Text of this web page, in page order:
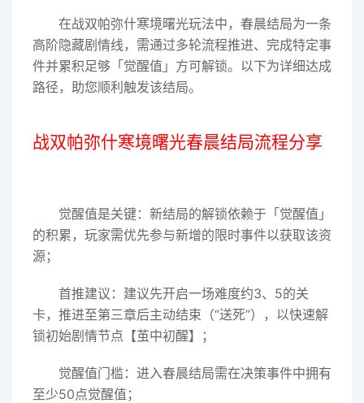
在战双帕弥什寒境曙光玩法中，春晨结局为一条
高阶隐藏剧情线，需通过多轮流程推进、完成特定事
件并累积足够「觉醒值」方可解锁。以下为详细达成
路径，助您顺利触发该结局。
战双帕弥什寒境曙光春晨结局流程分享
觉醒值是关键：新结局的解锁依赖于「觉醒值」
的积累，玩家需优先参与新增的限时事件以获取该资
源；
首推建议：建议先开启一场难度约3、5的关
卡，推进至第三章后主动结束（“送死”），以快速解
锁初始剧情节点【茧中初醒】；
觉醒值门槛：进入春晨结局需在决策事件中拥有
至少50点觉醒值；